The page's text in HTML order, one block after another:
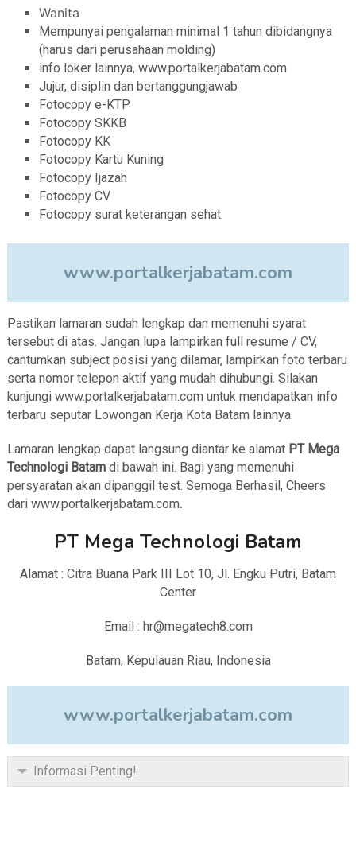
Wanita
Mempunyai pengalaman minimal 1 tahun dibidangnya
(harus dari perusahaan molding)
info loker lainnya, www.portalkerjabatam.com
Jujur, disiplin dan bertanggungjawab
Fotocopy e-KTP
Fotocopy SKKB
Fotocopy KK
Fotocopy Kartu Kuning
Fotocopy Ijazah
Fotocopy CV
Fotocopy surat keterangan sehat.
www.portalkerjabatam.com
Pastikan lamaran sudah lengkap dan memenuhi syarat
tersebut di atas. Jangan lupa lampirkan full resume / CV,
cantumkan subject posisi yang dilamar, lampirkan foto terbaru
serta nomor telepon aktif yang mudah dihubungi. Silakan
kunjungi www.portalkerjabatam.com untuk mendapatkan info
terbaru seputar Lowongan Kerja Kota Batam lainnya.
Lamaran lengkap dapat langsung diantar ke alamat PT Mega
Technologi Batamdi bawah ini. Bagi yang memenuhi
persyaratan akan dipanggil test. Semoga Berhasil, Cheers
dari www.portalkerjabatam.com.
PT Mega Technologi Batam
Alamat : Citra Buana Park III Lot 10, Jl. Engku Putri, Batam
Center
Email : hr@megatech8.com
Batam, Kepulauan Riau, Indonesia
www.portalkerjabatam.com
Informasi Penting!